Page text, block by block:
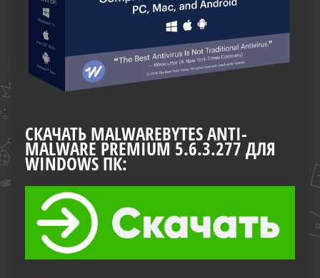
СКАЧАТЬ MALWAREBYTES ANTI-
MALWARE PREMIUM 5.6.3.277 ДЛЯ
WINDOWS ПК: